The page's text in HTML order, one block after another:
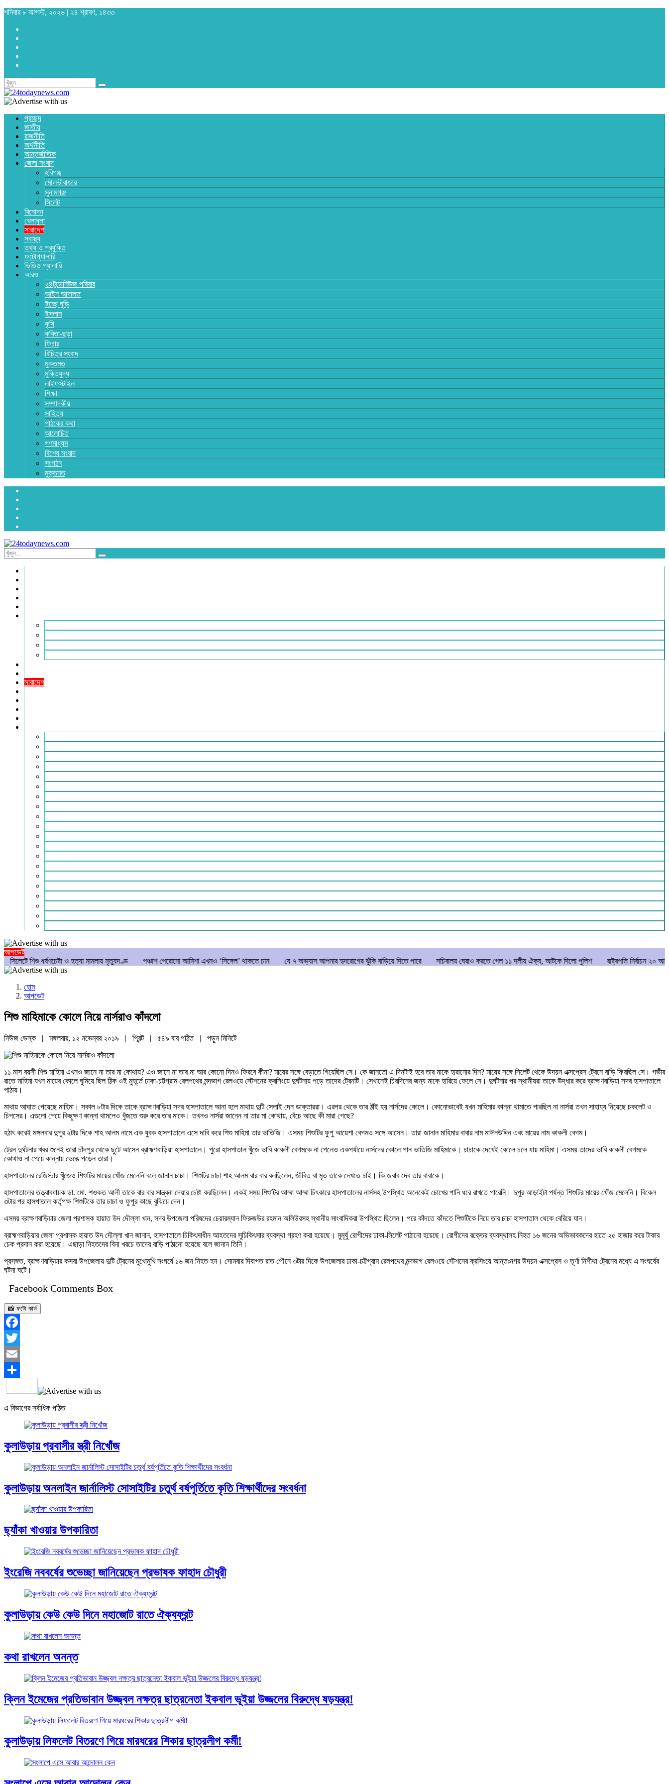
শনিবার ৮ আগস্ট, ২০২৬ | ২৪ শ্রাবণ, ১৪৩৩
প্রচ্ছদ
জাতীয়
রাজনীতি
অর্থনীতি
আন্তর্জাতিক
জেলা সংবাদ
হবিগঞ্জ
মৌলভীবাজার
সুনামগঞ্জ
সিলেট
বিনোদন
খেলাধুলা
সারাদেশ
স্বাস্থ্য
তথ্য ও প্রযুক্তি
ফটোগ্যালারি
ভিডিও গ্যালারি
আরও
২৪টুডেনিউজ পরিবার
আইন আদালত
ইচ্ছে ঘুড়ি
ইসলাম
কৃষি
কবিতা-ছড়া
ফিচার
বিচিত্র সংবাদ
মুক্তমত
মুক্তিযুদ্ধ
লাইফস্টাইল
শিক্ষা
সম্পাদকীয়
সাহিত্য
পাঠকের কথা
আলোচিত
গণমাধ্যম
বিশেষ সংবাদ
সংগঠন
মুক্তমত
সারাদেশ
আপডেট
ও হত্যা মামলায় মৃত্যুদণ্ড
পঞ্চাশ পেরোনো আমিশা এখনও ‘সিঙ্গেল’ থাকতে চান যে ৭ অভ্যাস আপনার হৃদরোগের ঝুঁকি বাড়িয়ে দিতে পারে সচিবালয় ঘেরাও করতে গেল ১১ দলীয় ঐক্য, আটকে দিলো পুলিশ রাষ্ট্রপতি নির্বাচন ২০ আগস্ট
হোম
আপডেট
শিশু মাহিমাকে কোলে নিয়ে নার্সরাও কাঁদলো
নিউজ ডেস্ক | মঙ্গলবার, ১২ নভেম্বর ২০১৯ | প্রিন্ট | ৫৪৯ বার পঠিত | পড়ুনমিনিটে
১১ মাস বয়সী শিশু মাহিমা এখনও জানে না তার মা কোথায়? এও জানে না তার মা আর কোনো দিনও ফিরবে কীনা? মায়ের সঙ্গে বেড়াতে গিয়েছিল সে। কে জানতো এ দিনটাই হবে তার মাকে হারানোর দিন? মায়ের সঙ্গে সিলেট থেকে উদয়ন এক্সপ্রেস ট্রেনে বাড়ি ফিরছিল সে। গভীর
রাতে মাহিমা যখন মায়ের কোলে ঘুমিয়ে ছিল ঠিক ওই মুহূর্তে ঢাকা-চট্টগ্রাম রেলপথের মন্দভাগ রেলওয়ে স্টেশনের ক্রসিংয়ে দুর্ঘটনায় পড়ে তাদের ট্রেনটি। সেখানেই চিরদিনের জন্য মাকে হারিয়ে ফেলে সে। দুর্ঘটনার পর স্থানীয়রা তাকে উদ্ধার করে ব্রাহ্মণবাড়িয়া সদর হাসপাতালে
পাঠায়।
মাথায় আঘাত পেয়েছে মাহিমা। সকাল ৮টার দিকে তাকে ব্রাহ্মণবাড়িয়া সদর হাসপাতালে আনা হলে মাথায় দুটি সেলাই দেন ডাক্তাররা। এরপর থেকে তার ঠাঁই হয় নার্সদের কোলে। কোনোভাবেই যখন মাহিমার কান্না থামাতে পারছিল না নার্সরা তখন সাহায্য নিয়েছে চকলেট ও
চিপসের। এগুলো পেয়ে কিছুক্ষণ কান্না থামলেও খুঁজতে শুরু করে তার মাকে। তখনও নার্সরা জানেন না তার মা কোথায়, বেঁচে আছে কী মারা গেছে?
হঠাৎ করেই মঙ্গলবার দুপুর ২টার দিকে শাহ আলম নামে এক যুবক হাসপাতালে এসে দাবি করে শিশু মাহিমা তার ভাতিজি। এসময় শিশুটির ফুপু আয়েশা বেগমও সঙ্গে আসেন। তারা জানান মাহিমার বাবার নাম মাঈনউদ্দিন এবং মায়ের নাম কাকলী বেগম।
ট্রেন দুর্ঘটনার খবর শুনেই তারা চাঁদপুর থেকে ছুটে আসেন ব্রাহ্মণবাড়িয়া হাসপাতালে। পুরো হাসপাতাল খুঁজে ভাবি কাকলী বেগমকে না পেলেও একপর্যায়ে নার্সদের কোলে পান ভাতিজি মাহিমাকে। চাচাকে দেখেই কোলে চলে যায় মাহিমা। এসময় তাদের ভাবি কাকলী বেগমকে
কোথাও না পেয়ে কান্নায় ভেঙে পড়েন তারা।
হাসপাতালের রেজিস্টার খুঁজেও শিশুটির মায়ের খোঁজ মেলেনি বলে জানান চাচা। শিশুটির চাচা শাহ আলম বার বার বলছিলেন, জীবিত বা মৃত তাকে দেখতে চাই। কি জবাব দেব তার বাবাকে।
হাসপাতালের তত্ত্বাবধায়ক ডা. মো. শওকত আলী তাকে বার বার সান্ত্বনা দেয়ার চেষ্টা করছিলেন। একই সময় শিশুটির আম্মা আম্মা চিৎকারে হাসপাতালের নার্সসহ উপস্থিত অনেকেই চোখের পানি ধরে রাখতে পারেনি। দুপুর আড়াইটা পর্যন্ত শিশুটির মায়ের খোঁজ মেলেনি। বিকেল
৩টার পর হাসপাতাল কর্তৃপক্ষ শিশুটিকে তার চাচা ও ফুপুর কাছে বুঝিয়ে দেন।
এসময় ব্রাক্ষণবাড়িয়ার জেলা প্রশাসক হায়াত উদ দৌল্লা খান, সদর উপজেলা পরিষদের চেয়ারম্যান ফিরুজউর রহমান অলিউরসহ স্থানীয় সাংবাদিকরা উপস্থিত ছিলেন। পরে কাঁদতে কাঁদতে শিশুটিকে নিয়ে তার চাচা হাসপাতাল থেকে বেরিয়ে যান।
ব্রাহ্মণবাড়িয়ার জেলা প্রশাসক হায়াত উদ দৌল্লা খান জানান, হাসপাতালে চিকিৎসাধীন আহতদের সুচিকিৎসার ব্যবস্থা গ্রহণ করা হয়েছে। মুমূর্ষু রোগীদের ঢাকা-সিলেট পাঠানো হয়েছে। রোগীদের রক্তের ব্যবস্থাসহ নিহত ১৬ জনের অভিভাবকদের হাতে ২৫ হাজার করে টাকার
চেক প্রদান করা হয়েছে। এছাড়া নিহতদের বিনা খরচে তাদের বাড়ি পাঠানো হয়েছে বলে জানান তিনি।
প্রসঙ্গত, ব্রাহ্মণবাড়িয়ার কসবা উপজেলায় দুটি ট্রেনের মুখোমুখি সংঘর্ষে ১৬ জন নিহত হন। সোমবার দিবাগত রাত পৌনে ৩টার দিকে উপজেলার ঢাকা-চট্টগ্রাম রেলপথের মন্দভাগ রেলওয়ে স্টেশনের ক্রসিংয়ে আন্তঃনগর উদয়ন এক্সপ্রেস ও তূর্ণা নিশীথা ট্রেনের মধ্যে এ সংঘর্ষের
ঘটনা ঘটে।
Facebook Comments Box
📸 ফটো কার্ড
Facebook
Twitter
Email
Share
এ বিভাগের সর্বাধিক পঠিত
কুলাউড়ায় প্রবাসীর স্ত্রী নিখোঁজ
কুলাউড়ায় অনলাইন জার্নালিস্ট সোসাইটির চতুর্থ বর্ষপূর্তিতে কৃতি শিক্ষার্থীদের সংবর্ধনা
ছ্যাঁকা খাওয়ার উপকারিতা
ইংরেজি নববর্ষের শুভেচ্ছা জানিয়েছেন প্রভাষক ফাহাদ চৌধুরী
কুলাউড়ায় কেউ কেউ দিনে মহাজোট রাতে ঐক্যফ্রন্ট
কথা রাখলেন অনন্ত
ক্লিন ইমেজের প্রতিভাবান উজ্জ্বল নক্ষত্র ছাত্রনেতা ইকবাল ভূইয়া উজ্জলের বিরুদ্ধে ষড়যন্ত্র!
কুলাউড়ায় লিফলেট বিতরণে গিয়ে মারধরের শিকার ছাত্রলীগ কর্মী!